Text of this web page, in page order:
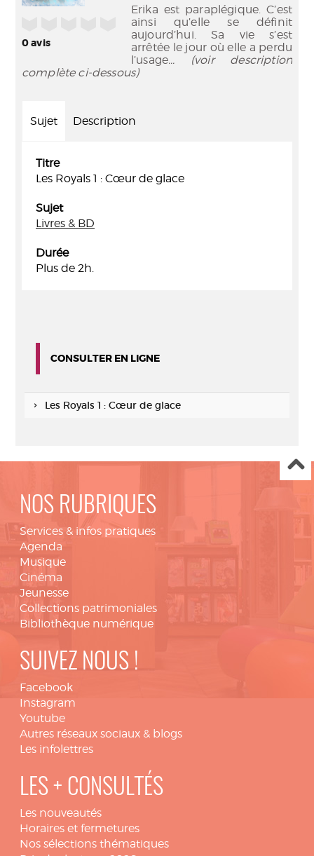
0avis
Erika est paraplégique. C’est
ainsi qu’elle se définit
aujourd’hui. Sa vie s’est
arrêtée le jour où elle a perdu
l’usage... (voir description
complète ci-dessous)
Sujet Description
Titre
Les Royals 1 : Cœur de glace
Sujet
Livres & BD
Durée
Plus de 2h.
CONSULTER EN LIGNE
Les Royals 1 : Cœur de glace
NOS RUBRIQUES
Services & infos pratiques
Agenda
Musique
Cinéma
Jeunesse
Collections patrimoniales
Bibliothèque numérique
SUIVEZ NOUS !
Facebook
Instagram
Youtube
Autres réseaux sociaux & blogs
Les infolettres
LES + CONSULTÉS
Les nouveautés
Horaires et fermetures
Nos sélections thématiques